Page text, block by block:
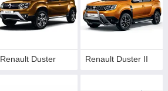
Renault Duster Renault Duster II